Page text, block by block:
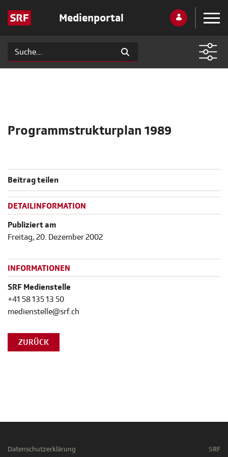
Medienportal
Programmstrukturplan 1989
Beitrag teilen
DETAILINFORMATION
Publiziert am
Freitag, 20. Dezember 2002
INFORMATIONEN
SRF Medienstelle
+41 58 135 13 50
medienstelle@srf.ch
ZURÜCK
Datenschutzerklärung SRF